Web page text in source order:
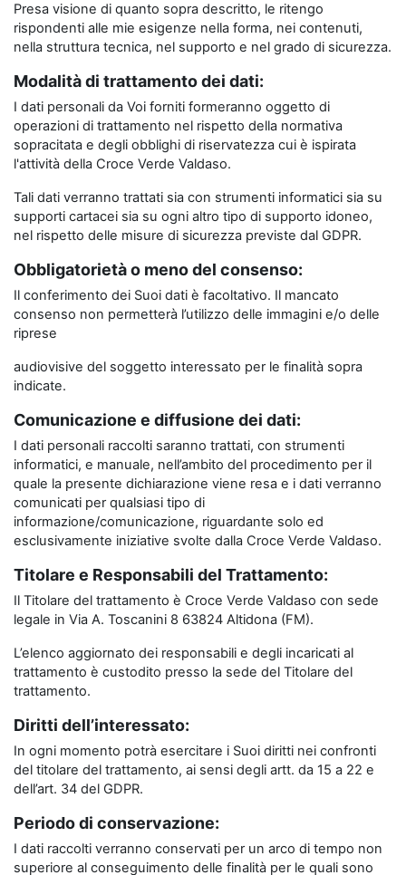
Presa visione di quanto sopra descritto, le ritengo
rispondenti alle mie esigenze nella forma, nei contenuti,
nella struttura tecnica, nel supporto e nel grado di sicurezza.
Modalità di trattamento dei dati:
I dati personali da Voi forniti formeranno oggetto di
operazioni di trattamento nel rispetto della normativa
sopracitata e degli obblighi di riservatezza cui è ispirata
l'attività della Croce Verde Valdaso.
Tali dati verranno trattati sia con strumenti informatici sia su
supporti cartacei sia su ogni altro tipo di supporto idoneo,
nel rispetto delle misure di sicurezza previste dal GDPR.
Obbligatorietà o meno del consenso:
Il conferimento dei Suoi dati è facoltativo. Il mancato
consenso non permetterà l’utilizzo delle immagini e/o delle
riprese
audiovisive del soggetto interessato per le finalità sopra
indicate.
Comunicazione e diffusione dei dati:
I dati personali raccolti saranno trattati, con strumenti
informatici, e manuale, nell’ambito del procedimento per il
quale la presente dichiarazione viene resa e i dati verranno
comunicati per qualsiasi tipo di
informazione/comunicazione, riguardante solo ed
esclusivamente iniziative svolte dalla Croce Verde Valdaso.
Titolare e Responsabili del Trattamento:
Il Titolare del trattamento è Croce Verde Valdaso con sede
legale in Via A. Toscanini 8 63824 Altidona (FM).
L’elenco aggiornato dei responsabili e degli incaricati al
trattamento è custodito presso la sede del Titolare del
trattamento.
Diritti dell’interessato:
In ogni momento potrà esercitare i Suoi diritti nei confronti
del titolare del trattamento, ai sensi degli artt. da 15 a 22 e
dell’art. 34 del GDPR.
Periodo di conservazione:
I dati raccolti verranno conservati per un arco di tempo non
superiore al conseguimento delle finalità per le quali sono